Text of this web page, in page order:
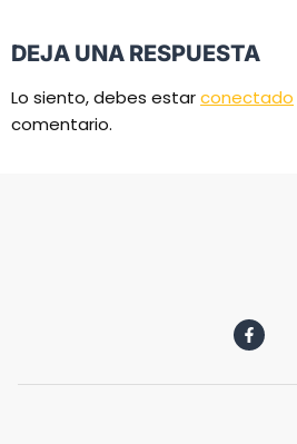
DEJA UNA RESPUESTA
Lo siento, debes estarconectado
comentario.